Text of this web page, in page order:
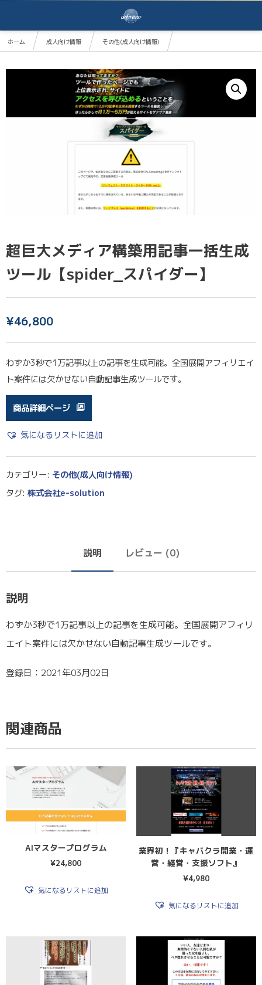
ホーム 成人向け情報
その他(成人向け情報)
超巨大メディア構築用記事一括生成
ツール【spider_スパイダー】
¥46,800
わずか3秒で1万記事以上の記事を生成可能。全国展開アフィリエイ
ト案件には欠かせない自動記事生成ツールです。
商品詳細ページ
気になるリストに追加
カテゴリー: その他(成人向け情報)
タグ: 株式会社e-solution
説明 レビュー (0)
説明
わずか3秒で1万記事以上の記事を生成可能。全国展開アフィリ
エイト案件には欠かせない自動記事生成ツールです。
登録日：2021年03月02日
関連商品
AIマスタープログラム
¥24,800
気になるリストに追加
業界初！『キャバクラ開業・運
営・経営・支援ソフト』
¥4,980
気になるリストに追加